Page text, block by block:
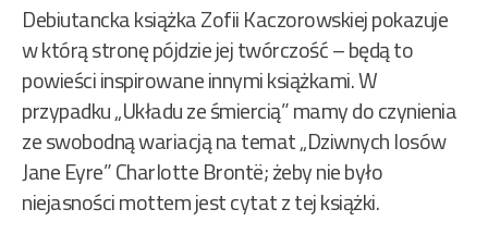
Debiutancka książka Zofii Kaczorowskiej pokazuje
w którą stronę pójdzie jej twórczość – będą to
powieści inspirowane innymi książkami. W
przypadku „Układu ze śmiercią” mamy do czynienia
ze swobodną wariacją na temat „Dziwnych losów
Jane Eyre” Charlotte Brontë; żeby nie było
niejasności mottem jest cytat z tej książki.